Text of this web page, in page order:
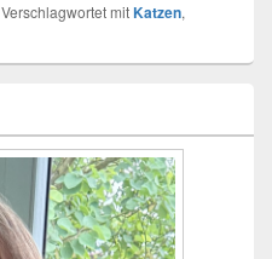
Verschlagwortet mitKatzen,